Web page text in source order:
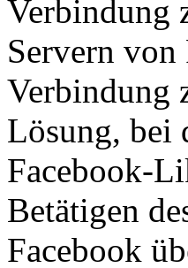
Verbindung
Servern von
Verbindung
Lösung, bei
Facebook-
Betätigen
Facebook